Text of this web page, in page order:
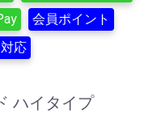
会員ポイント
応
ハイタイプ